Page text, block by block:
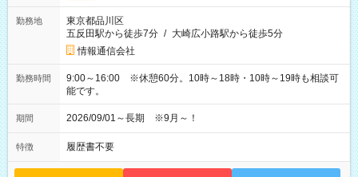
勤務地
東京都品川区
五反田駅から徒歩7分 / 大崎広小路駅から徒歩5分
情報通信会社
勤務時間
9:00～16:00 ※休憩60分。10時～18時・10時～19時も相談可
能です。
期間 2026/09/01～長期 ※9月～！
特徴 履歴書不要